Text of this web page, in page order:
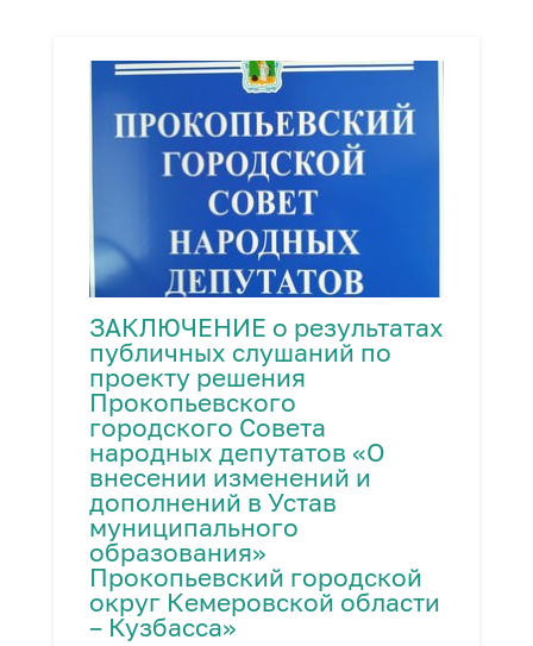
ЗАКЛЮЧЕНИЕ о результатах
публичных слушаний по
проекту решения
Прокопьевского
городского Совета
народных депутатов «О
внесении изменений и
дополнений в Устав
муниципального
образования»
Прокопьевский городской
округ Кемеровской области
– Кузбасса»